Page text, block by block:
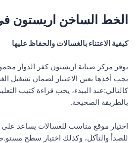
الخط الساخن اريستون
كيفية الاعتناء بالغسالات والحفاظ عليها
يوفر مركز صيانة اريستون كفر الدوار
يجب أخذها بعين الاعتبار لضمان تشغيل
كالتالي:عند الببدء، يجب قراءة كتيب
بالطريقة الصحيحة.
اختيار موقع مناسب للغسالات يساعد على
للصدأ والتآكل، وكذلك اختيار سطح